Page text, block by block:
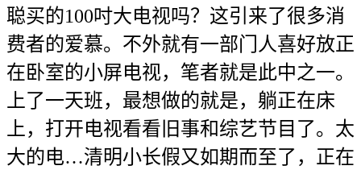
聪买的100吋大电视吗？这引来了很多消
费者的爱慕。不外就有一部门人喜好放正
在卧室的小屏电视，笔者就是此中之一。
上了一天班，最想做的就是，躺正在床
上，打开电视看看旧事和综艺节目了。太
大的电…清明小长假又如期而至了，正在